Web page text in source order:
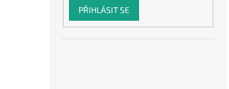
PŘIHLÁSIT SE